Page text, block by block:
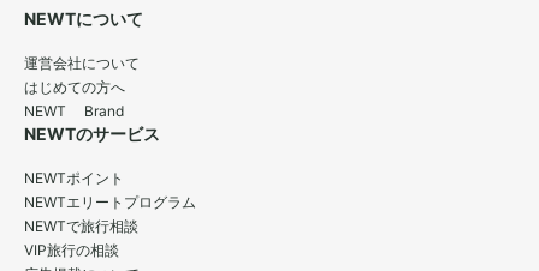
NEWTについて
運営会社について
はじめての方へ
NEWT Brand
NEWTのサービス
NEWTポイント
NEWTエリートプログラム
NEWTで旅行相談
VIP旅行の相談